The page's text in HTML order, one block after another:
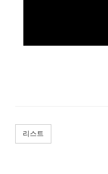
리스트